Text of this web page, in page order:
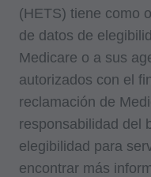
(HETS) tiene como
de datos de
Medicare o a sus
autorizados con el
reclamación de
responsabilidad del
elegibilidad para
encontrar más